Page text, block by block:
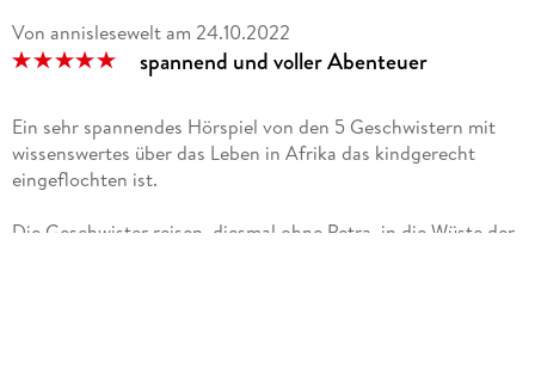
Von annislesewelt am 24.10.2022
spannend und voller Abenteuer
Ein sehr spannendes Hörspiel von den 5 Geschwistern mit
wissenswertes über das Leben in Afrika das kindgerecht
eingeflochten ist.
Die Geschwister reisen, diesmal ohne Petra, in die Wüste der